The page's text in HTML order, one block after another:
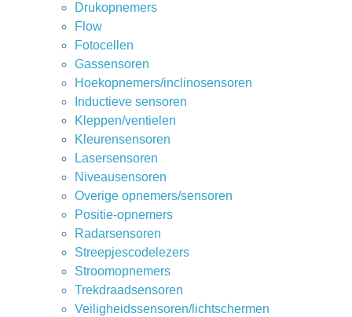
Drukopnemers
Flow
Fotocellen
Gassensoren
Hoekopnemers/inclinosensoren
Inductieve sensoren
Kleppen/ventielen
Kleurensensoren
Lasersensoren
Niveausensoren
Overige opnemers/sensoren
Positie-opnemers
Radarsensoren
Streepjescodelezers
Stroomopnemers
Trekdraadsensoren
Veiligheidssensoren/lichtschermen